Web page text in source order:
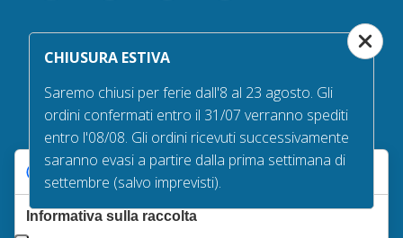
Servizio clienti
Bisogno di aiuto? I nostri uffici sono aperti dal Lunedì al
Seguici su
CHIUSURA ESTIVA
Saremo chiusi per ferie dall'8 al 23 agosto. Gli
ordini confermati entro il 31/07 verranno spediti
entro l'08/08. Gli ordini ricevuti successivamente
saranno evasi a partire dalla prima settimana di
settembre (salvo imprevisti).
Le tue preferenze relative alla privacy
Informativa sulla raccolta